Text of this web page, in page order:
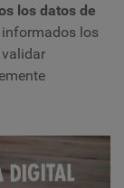
los datos de
informados los